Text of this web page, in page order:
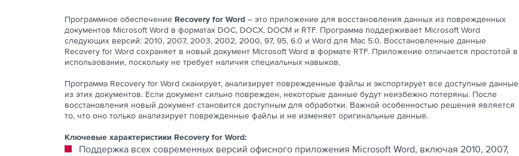
Программное обеспечение Recovery for Word – это приложение для восстановления данных из поврежденных
документов Microsoft Word в форматах DOC, DOCX, DOCM и RTF. Программа поддерживает Microsoft Word
следующих версий: 2010, 2007, 2003, 2002, 2000, 97, 95, 6.0 и Word для Mac 5.0. Восстановленные данные
Recovery for Word сохраняет в новый документ Microsoft Word в формате RTF. Приложение отличается простотой в
использовании, поскольку не требует наличия специальных навыков.
Программа Recovery for Word сканирует, анализирует поврежденные файлы и экспортирует все доступные данные
из этих документов. Если документ сильно поврежден, некоторые данные будут неизбежно потеряны. После
восстановления новый документ становится доступным для обработки. Важной особенностью решения является
то, что оно только анализирует поврежденные файлы и не изменяет оригинальные данные.
Ключевые характеристики Recovery for Word:
Поддержка всех современных версий офисного приложения Microsoft Word, включая 2010, 2007,